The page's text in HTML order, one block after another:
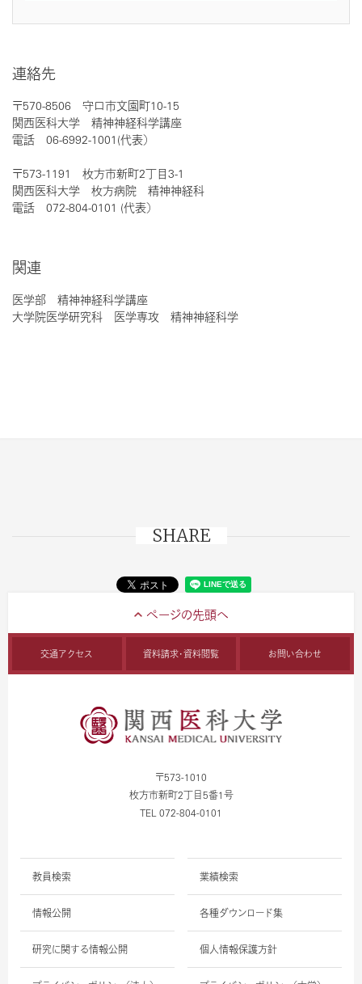
連絡先
〒570-8506 守口市文園町10-15
関西医科大学 精神神経科学講座
電話 06-6992-1001(代表）
〒573-1191 枚方市新町2丁目3-1
関西医科大学 枚方病院 精神神経科
電話 072-804-0101 (代表）
関連
医学部 精神神経科学講座
大学院医学研究科 医学専攻 精神神経科学
SHARE
交通アクセス 資料請求・資料閲覧 お問い合わせ
〒573-1010
枚方市新町2丁目5番1号
TEL 072-804-0101
教員検索 業績検索
情報公開 各種ダウンロード集
研究に関する情報公開 個人情報保護方針